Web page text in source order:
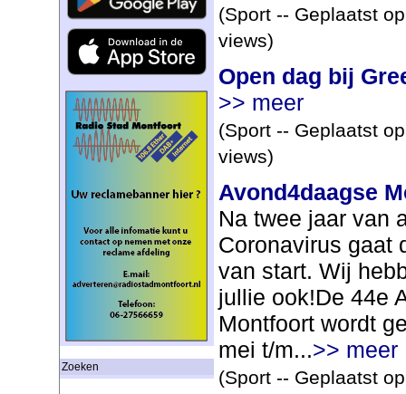
Zoeken
(Sport -- Geplaatst
views)
Open dag bij
>> meer
(Sport -- Geplaatst
views)
Avond4daagse
Na twee jaar van
Coronavirus gaat
van start. Wij
jullie ook!De 44e
Montfoort wordt
mei t/m...>> meer
(Sport -- Geplaatst